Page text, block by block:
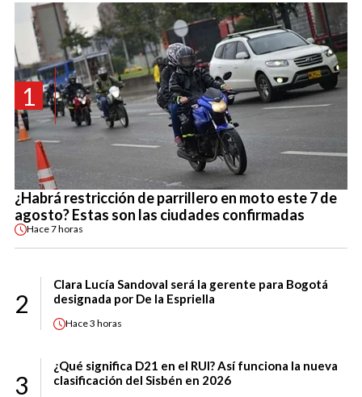
1
¿Habrá restricción de parrillero en moto este 7 de
agosto? Estas son las ciudades confirmadas
Hace7 horas
2
Clara Lucía Sandoval será la gerente para Bogotá
designada por De la Espriella
Hace3 horas
3
¿Qué significa D21 en el RUI? Así funciona la nueva
clasificación del Sisbén en 2026